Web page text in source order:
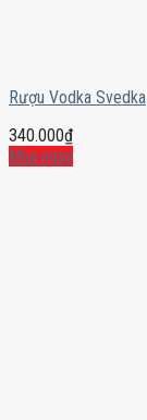
Rượu Vodka Svedka
340.000₫
Mua ngay